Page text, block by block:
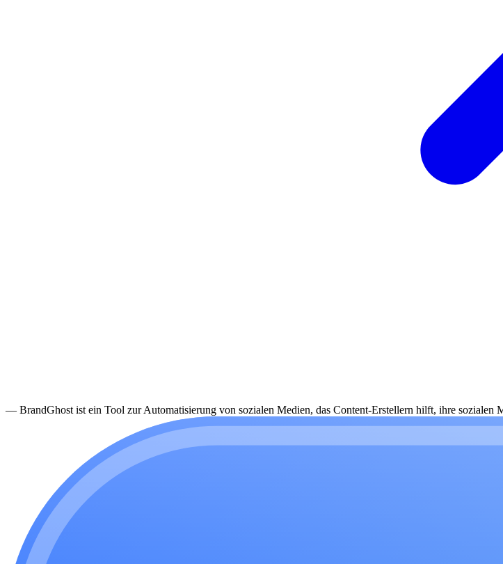
— BrandGhost ist ein Tool zur Automatisierung von sozialen Medien, das Content-Erstellern hilft, ihre sozialen